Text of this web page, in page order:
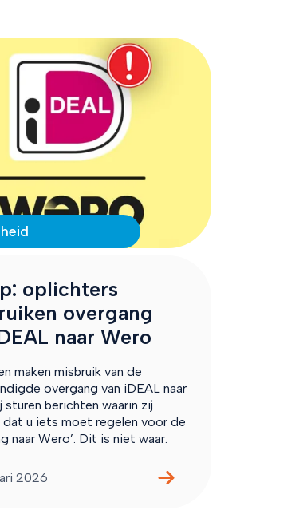
oplichters
overgang
naar Wero
maken misbruik van de
overgang van iDEAL naar
sturen berichten waarin zij
dat u iets moet regelen voor de
naar Wero’. Dit is niet waar.
2026